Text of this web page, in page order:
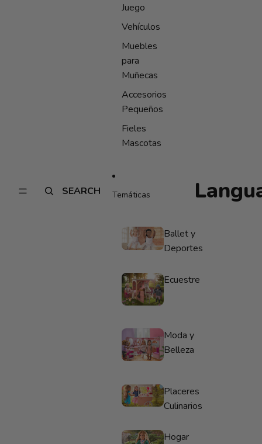
SEARCH
Juego
Vehículos
Muebles
para
Muñecas
Accesorios
Pequeños
Fieles
Mascotas
Temáticas
Ballet y
Deportes
Ecuestre
Moda y
Belleza
Placeres
Culinarios
Hogar